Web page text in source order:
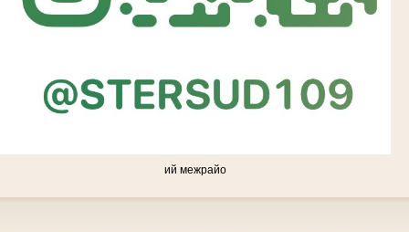
ий межрайо